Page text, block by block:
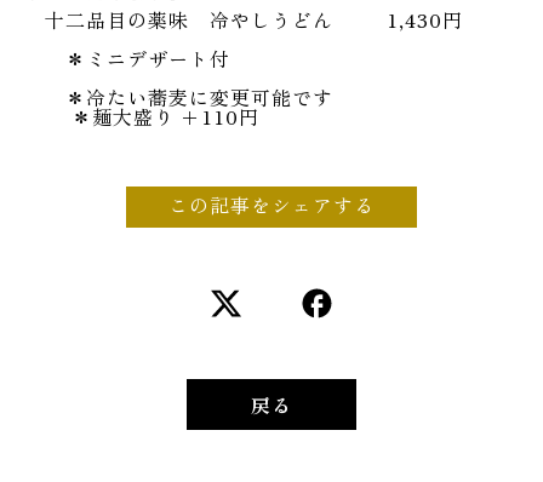
十二品目の薬味 冷やしうどん 1,430円
＊ミニデザート付
＊冷たい蕎麦に変更可能です
＊麺大盛り ＋110円
この記事をシェアする
戻る